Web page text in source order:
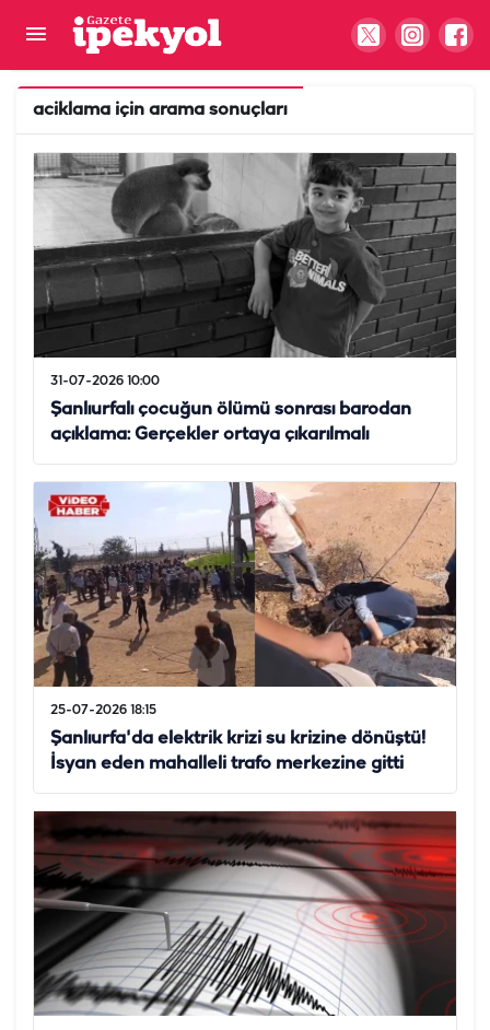
aciklama için arama sonuçları
31-07-2026 10:00
Şanlıurfalı çocuğun ölümü sonrası barodan
açıklama: Gerçekler ortaya çıkarılmalı
25-07-2026 18:15
Şanlıurfa'da elektrik krizi su krizine dönüştü!
İsyan eden mahalleli trafo merkezine gitti